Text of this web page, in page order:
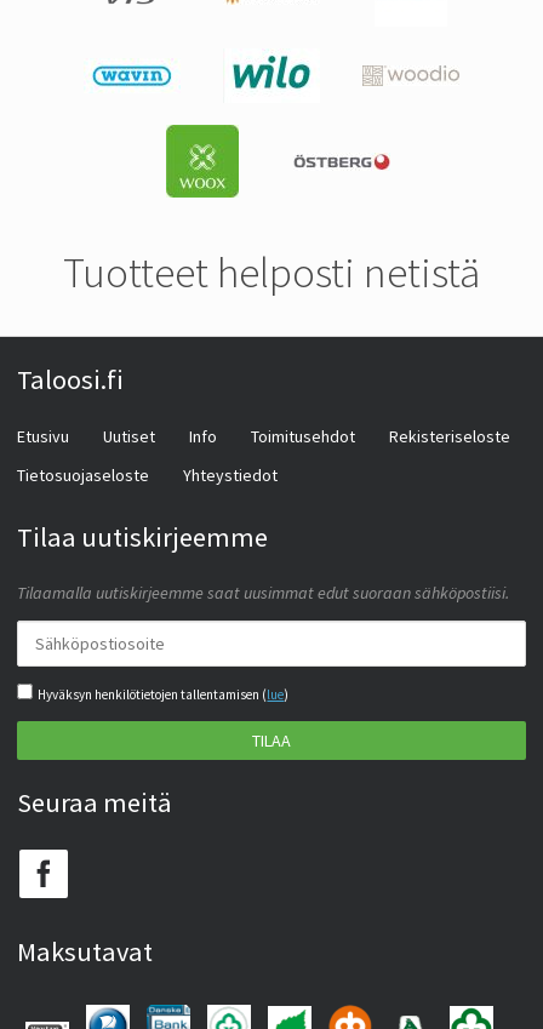
Tuotteet helposti netistä
Taloosi.fi
Etusivu Uutiset Info Toimitusehdot
Rekisteriseloste
Tietosuojaseloste
Yhteystiedot
Tilaa uutiskirjeemme
Tilaamalla uutiskirjeemme saat uusimmat edut suoraan sähköpostiisi.
Hyväksyn henkilötietojen tallentamisen (lue)
TILAA
Seuraa meitä
Maksutavat